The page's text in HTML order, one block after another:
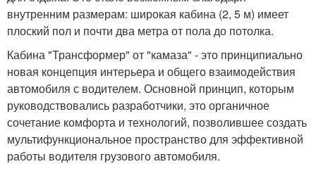
внутренним размерам: широкая кабина (2, 5 м) имеет
плоский пол и почти два метра от пола до потолка.
Кабина "Трансформер" от "камаза" - это принципиально
новая концепция интерьера и общего взаимодействия
автомобиля с водителем. Основной принцип, которым
руководствовались разработчики, это органичное
сочетание комфорта и технологий, позволившее создать
мультифункциональное пространство для эффективной
работы водителя грузового автомобиля.